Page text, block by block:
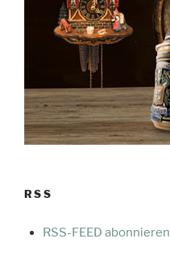
RSS
RSS-FEED abonnieren